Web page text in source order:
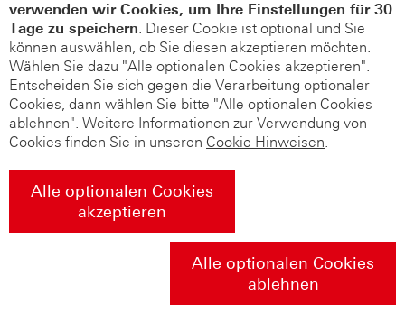
verwenden wir Cookies, um Ihre Einstellungen für 30
Tage zu speichern. Dieser Cookie ist optional und Sie
können auswählen, ob Sie diesen akzeptieren möchten.
Wählen Sie dazu "Alle optionalen Cookies akzeptieren".
Entscheiden Sie sich gegen die Verarbeitung optionaler
Cookies, dann wählen Sie bitte "Alle optionalen Cookies
ablehnen". Weitere Informationen zur Verwendung von
Cookies finden Sie in unseren Cookie Hinweisen.
Alle optionalen Cookies
akzeptieren
Alle optionalen Cookies
ablehnen